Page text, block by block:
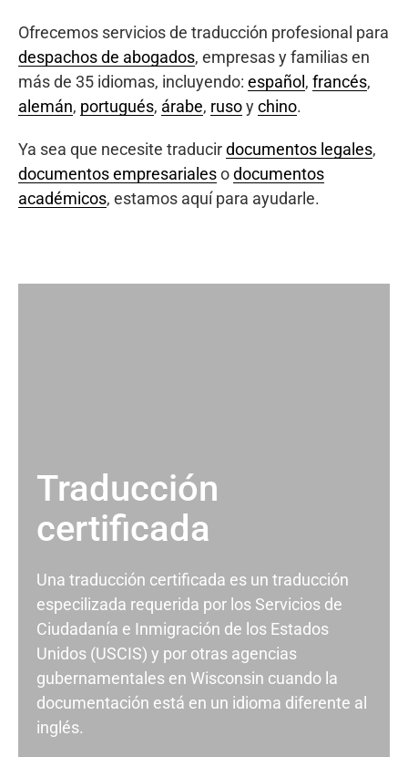
Ofrecemos servicios de traducción profesional para
despachos de abogados, empresas y familias en
más de 35 idiomas, incluyendo: español , francés,
alemán, portugués, árabe, rusoychino.
Ya sea que necesite traducirdocumentos legales,
documentos empresarialesodocumentos
académicos, estamos aquí para ayudarle.
Traducción
certificada
Una traducción certificada es un traducción
especilizada requerida por los Servicios de
Ciudadanía e Inmigración de los Estados
Unidos (USCIS) y por otras agencias
gubernamentales en Wisconsin cuando la
documentación está en un idioma diferente al
inglés.